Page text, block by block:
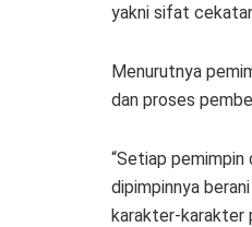
yakni sifat
Menurutnya
dan proses
“Setiap pemimpin
dipimpinnya
karakter-karakter